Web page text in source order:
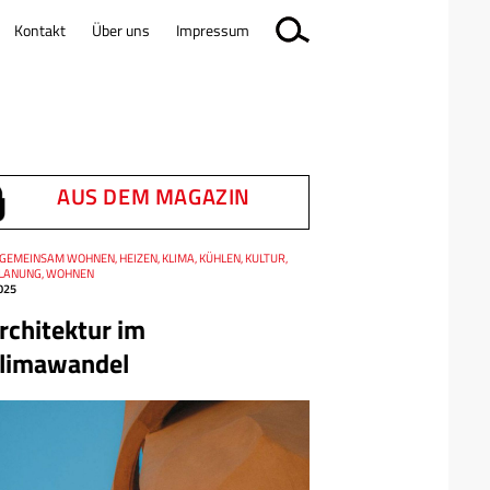
AUS DEM MAGAZIN
im
WOHNEN, HEIZEN, KLIMA, KÜHLEN, KULTUR,
WOHNEN
Kontakt Über uns Impressum